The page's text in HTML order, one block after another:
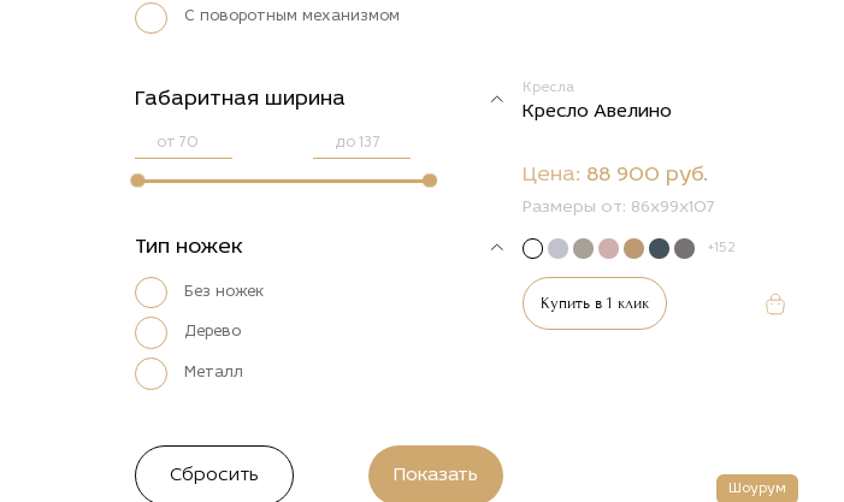
С поворотным механизмом
Габаритная ширина
от до
Тип ножек
Без ножек
Дерево
Металл
Кресла
Кресло Авелино
Цена: 88 900 руб.
Размеры от: 86x99x107
+152
Купить в 1 клик
Шоурум